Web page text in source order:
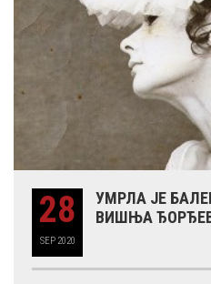
28
SEP 2020
УМРЛА ЈЕ
ВИШЊА